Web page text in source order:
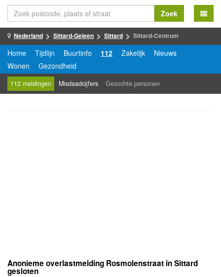
Zoek
Nederland Sittard-Geleen Sittard Sittard-Centrum
Home Tijdlijn Buurtinfo 112 Zakelijk
Nieuws
Wonen
Gezondheid
112 meldingen Misdaadcijfers Gezochte personen
Anonieme overlastmelding Rosmolenstraat in Sittard
gesloten